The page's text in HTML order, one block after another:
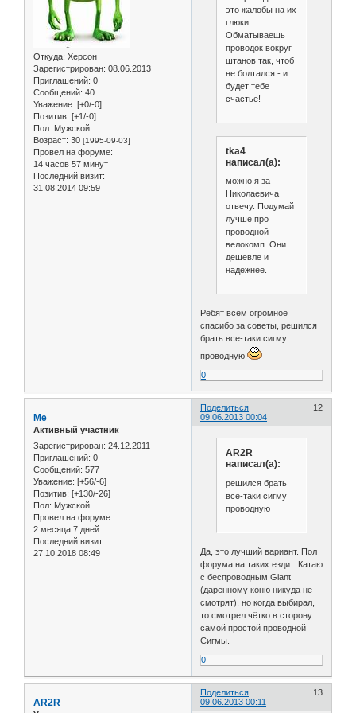
Откуда: Херсон
Зарегистрирован: 08.06.2013
Приглашений: 0
Сообщений: 40
Уважение: [+0/-0]
Позитив: [+1/-0]
Пол: Мужской
Возраст: 30 [1995-09-03]
Провел на форуме:
14 часов 57 минут
Последний визит:
31.08.2014 09:59
это жалобы на их
глюки.
Обматываешь
проводок вокруг
штанов так, чтоб
не болтался - и
будет тебе
счастье!
tka4
написал(а):
можно я за
Николаевича
отвечу. Подумай
лучше про
проводной
велокомп. Они
дешевле и
надежнее.
Ребят всем огромное
спасибо за советы, решился
брать все-таки сигму
проводную
0
Поделиться
12
09.06.2013 00:04
Me
Активный участник
Зарегистрирован: 24.12.2011
Приглашений: 0
Сообщений: 577
Уважение: [+56/-6]
Позитив: [+130/-26]
Пол: Мужской
Провел на форуме:
2 месяца 7 дней
Последний визит:
27.10.2018 08:49
AR2R
написал(а):
решился брать
все-таки сигму
проводную
Да, это лучший вариант. Пол
форума на таких ездит. Катаю
с беспроводным Giant
(даренному коню никуда не
смотрят), но когда выбирал,
то смотрел чётко в сторону
самой простой проводной
Сигмы.
0
Поделиться
13
09.06.2013 00:11
AR2R